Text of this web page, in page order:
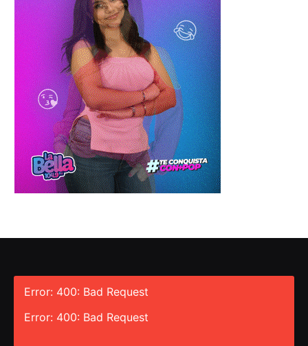
Error: 400: Bad Request
Error: 400: Bad Request